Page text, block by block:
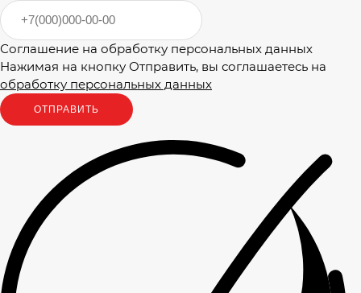
Соглашение на обработку персональных данных
Нажимая на кнопку Отправить, вы соглашаетесь на
обработку персональных данных
ОТПРАВИТЬ